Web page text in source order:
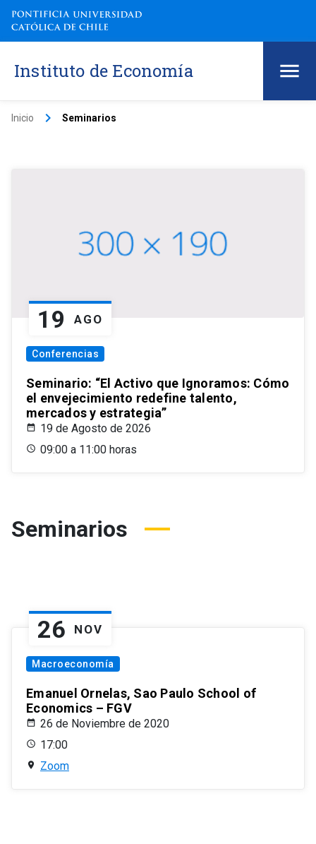
Instituto de Economía
Inicio keyboard_arrow_right Seminarios
19 AGO
Conferencias
Seminario: “El Activo que Ignoramos: Cómo
el envejecimiento redefine talento,
mercados y estrategia”
19 de Agosto de 2026
09:00 a 11:00 horas
Seminarios
26 NOV
Macroeconomía
Emanuel Ornelas, Sao Paulo School of
Economics – FGV
26 de Noviembre de 2020
17:00
Zoom